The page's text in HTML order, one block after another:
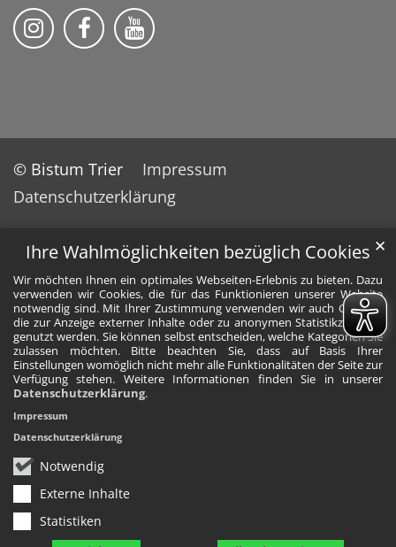
Ihre Wahlmöglichkeiten bezüglich Cookies
Wir möchten Ihnen ein optimales Webseiten-Erlebnis zu bieten. Dazu
verwenden wir Cookies, die für das Funktionieren unserer Website
notwendig sind. Mit Ihrer Zustimmung verwenden wir auch Cookies,
die zur Anzeige externer Inhalte oder zu anonymen Statistikzwecken
genutzt werden. Sie können selbst entscheiden, welche Kategorien Sie
zulassen möchten. Bitte beachten Sie, dass auf Basis Ihrer
Einstellungen womöglich nicht mehr alle Funktionalitäten der Seite zur
Verfügung stehen. Weitere Informationen finden Sie in unserer
Datenschutzerklärung.
Notwendig
Externe Inhalte
Statistiken
✕
Impressum
Datenschutzerklärung
Bistum Trier auf Instragram
Bistum Trier auf Facebook
Bistum Trier auf YouTube
© Bistum Trier
Impressum
Datenschutzerklärung